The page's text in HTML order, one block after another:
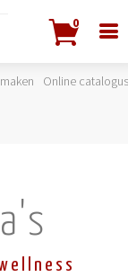
0
Online catalogus